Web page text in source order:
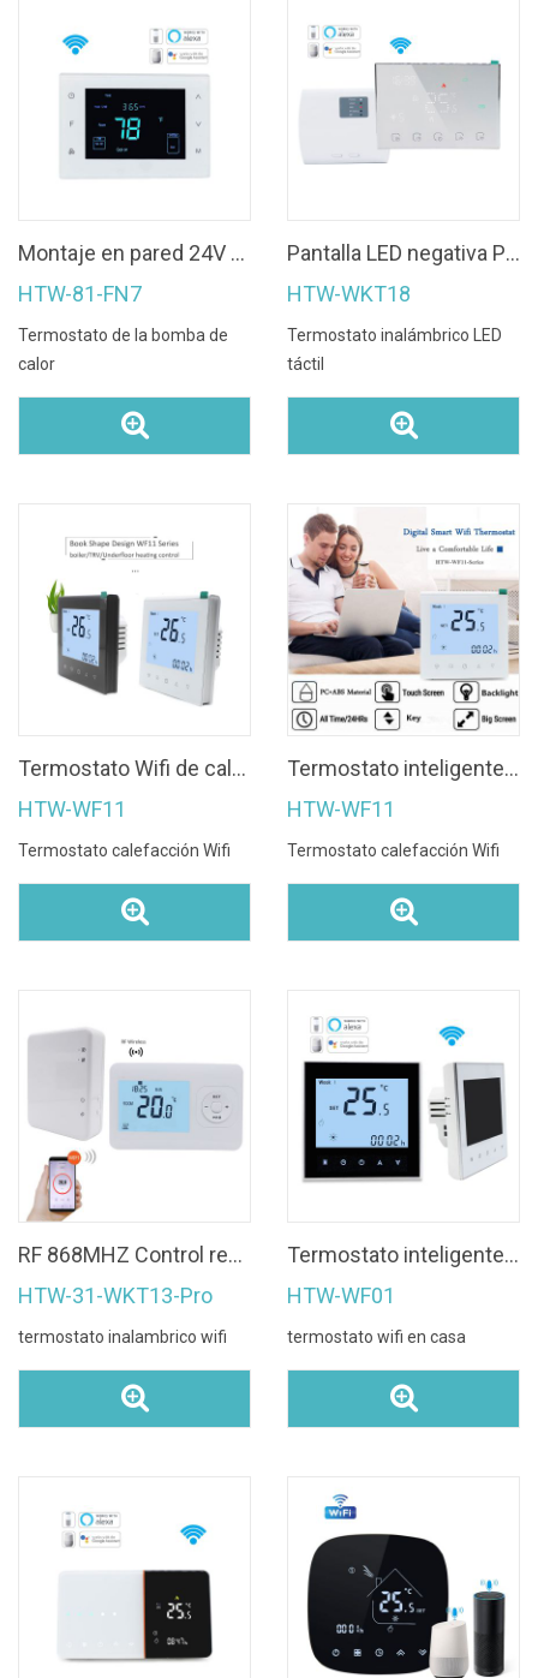
Montaje en pared 24V aire acondicionado central wifi termostato programable para bomba de calor doméstica
HTW-81-FN7
Termostato de la bomba de
calor
Pantalla LED negativa Pantalla táctil wifi Termostato inalámbrico
HTW-WKT18
Termostato inalámbrico LED
táctil
Termostato Wifi de calefacción de suelo eléctrico para habitación inteligente Hotowell para caldera de gas
HTW-WF11
Termostato calefacción Wifi
Termostato inteligente programable de 7 días con manual de instrucciones
HTW-WF11
Termostato calefacción Wifi
RF 868MHZ Control remoto inalámbrico wifi Termostato de caldera programable
HTW-31-WKT13-Pro
termostato inalambrico wifi
Termostato inteligente wifi de pantalla táctil digital para sistema de calefacción por suelo radiante en casa
HTW-WF01
termostato wifi en casa